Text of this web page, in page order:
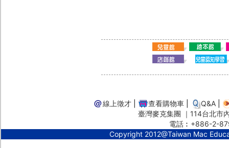
線上徵才 查看購物車 Q&A
臺灣麥克集團 ｜114台北
電話︰+886-2-
Copyright 2012@Taiwan Mac